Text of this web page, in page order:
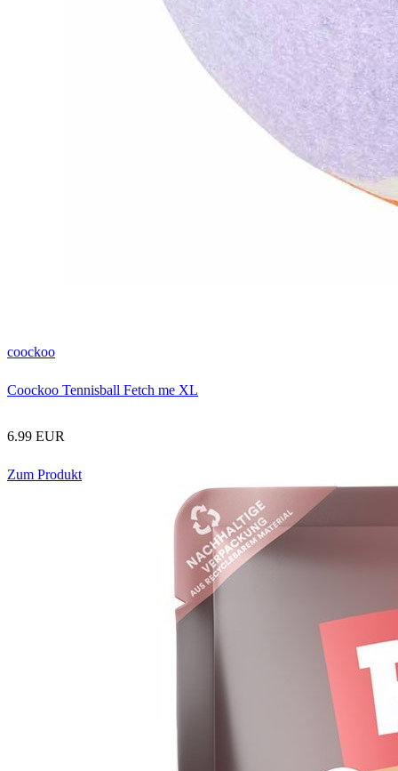
coockoo
Coockoo Tennisball Fetch me XL
6.99 EUR
Zum Produkt